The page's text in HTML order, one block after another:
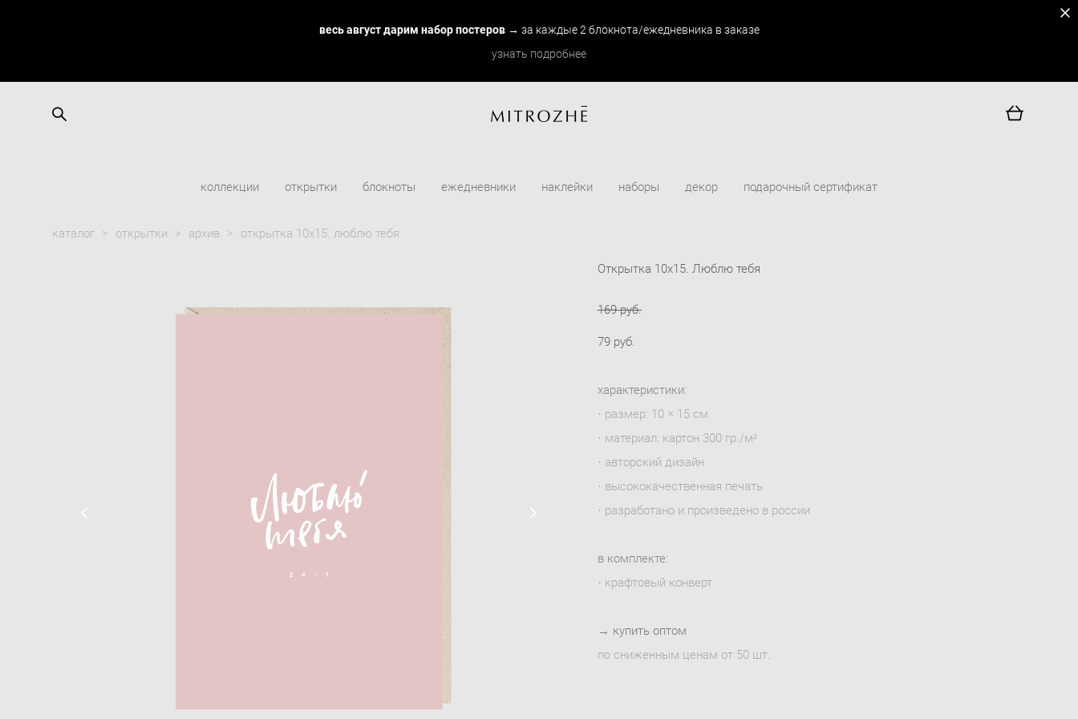
весь август дарим набор постеров→ за каждые 2 блокнота/ежедневника в заказе
узнать подробнее
коллекции открытки блокноты ежедневники наклейки наборы декор подарочный сертификат
каталог > открытки > архив > открытка 10х15. люблю тебя
Открытка 10х15. Люблю тебя
169 pуб.
79 pуб.
характеристики:
· размер: 10 × 15 см
· материал: картон 300 гр./м²
· авторский дизайн
· высококачественная печать
· разработано и произведено в россии
в комплекте:
· крафтовый конверт
→ купить оптом
по сниженным ценам от 50 шт.